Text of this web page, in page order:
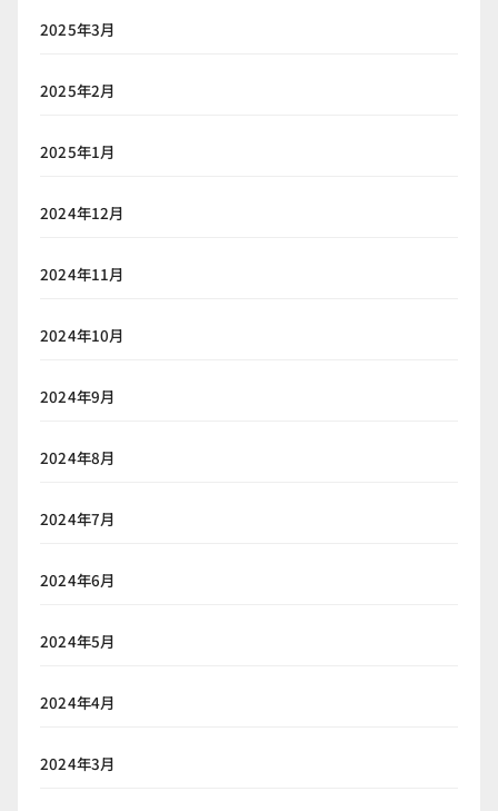
2025年3月
2025年2月
2025年1月
2024年12月
2024年11月
2024年10月
2024年9月
2024年8月
2024年7月
2024年6月
2024年5月
2024年4月
2024年3月